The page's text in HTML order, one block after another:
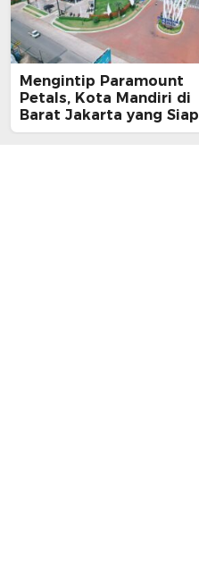
Mengintip Paramount
Petals, Kota Mandiri di
Barat Jakarta yang Siap
Jadi Kota Masa Depan